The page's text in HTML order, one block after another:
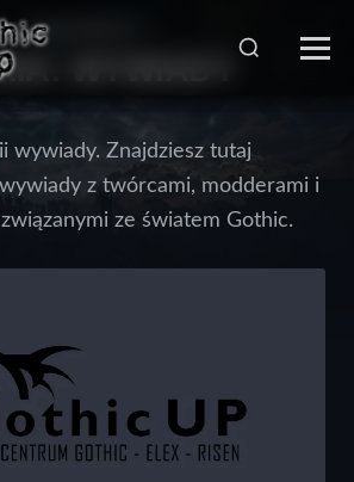
> WIADOMOŚCI
wywiady. Znajdziesz tutaj
z twórcami, modderami i
ze światem Gothic.